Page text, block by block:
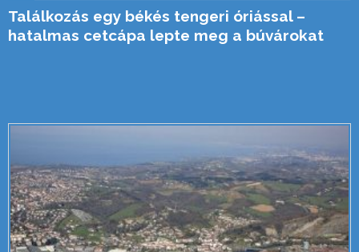
Találkozás egy békés tengeri óriással –
hatalmas cetcápa lepte meg a búvárokat